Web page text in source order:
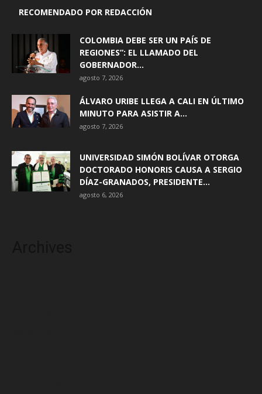
RECOMENDADO POR REDACCIÓN
COLOMBIA DEBE SER UN PAÍS DE
REGIONES”: EL LLAMADO DEL
GOBERNADOR...
agosto 7, 2026
ÁLVARO URIBE LLEGA A CALI EN ÚLTIMO
MINUTO PARA ASISTIR A...
agosto 7, 2026
UNIVERSIDAD SIMÓN BOLÍVAR OTORGA
DOCTORADO HONORIS CAUSA A SERGIO
DÍAZ-GRANADOS, PRESIDENTE...
agosto 6, 2026